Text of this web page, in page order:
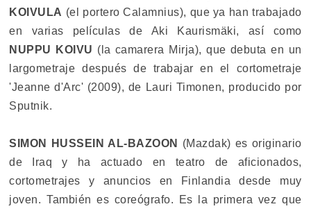
KOIVULA (el portero Calamnius), que ya han trabajado
en varias películas de Aki Kaurismäki, así como
NUPPU KOIVU (la camarera Mirja), que debuta en un
largometraje después de trabajar en el cortometraje
'Jeanne d'Arc' (2009), de Lauri Timonen, producido por
Sputnik.
SIMON HUSSEIN AL-BAZOON (Mazdak) es originario
de Iraq y ha actuado en teatro de aficionados,
cortometrajes y anuncios en Finlandia desde muy
joven. También es coreógrafo. Es la primera vez que